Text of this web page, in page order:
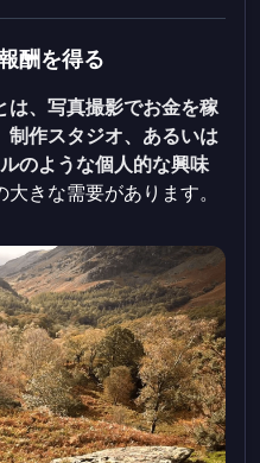
酬を得る
は、写真撮影でお金を稼
制作スタジオ、あるいは
のような個人的な興味
きな需要があります。